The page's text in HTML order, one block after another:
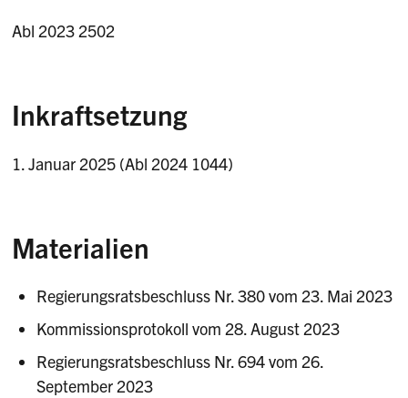
Abl 2023 2502
Inkraftsetzung
1. Januar 2025 (Abl 2024 1044)
Materialien
Regierungsratsbeschluss Nr. 380 vom 23. Mai 2023
Kommissionsprotokoll vom 28. August 2023
Regierungsratsbeschluss Nr. 694 vom 26.
September 2023